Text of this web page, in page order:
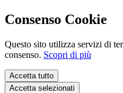
Consenso Cookie
Questo sito utilizza servizi di
consenso. Scopri di più
Accetta tutto
Accetta selezionati